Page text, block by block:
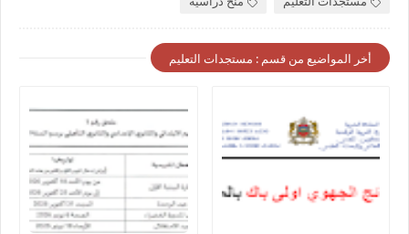
أخر المواضيع من قسم : مستجدات التعليم